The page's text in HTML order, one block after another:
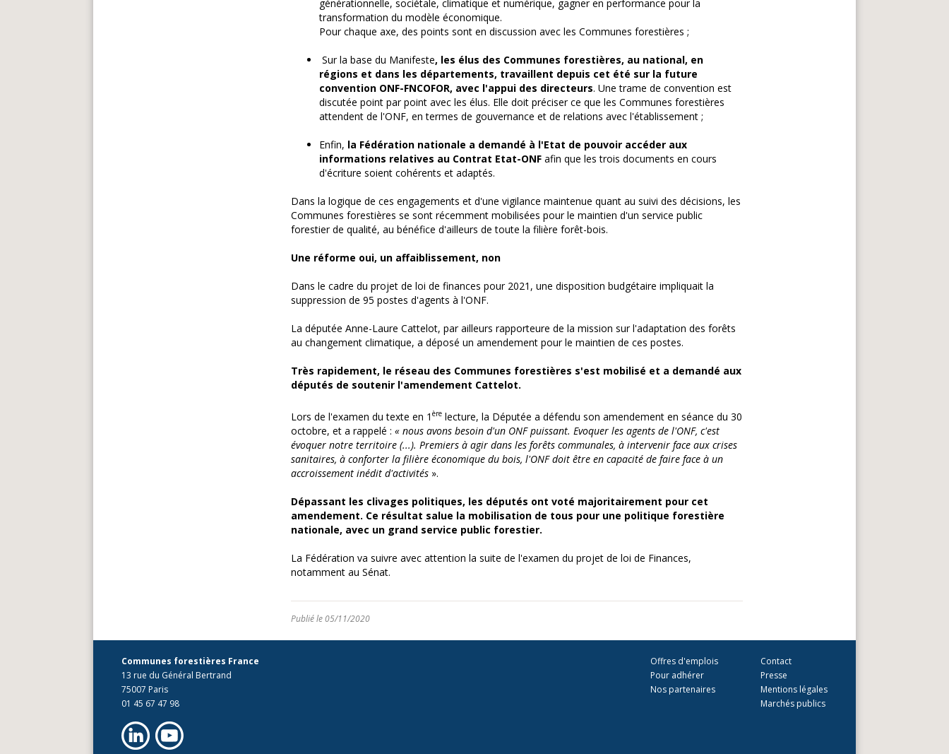
générationnelle, sociétale, climatique et numérique, gagner en performance pour la
transformation du modèle économique.
Pour chaque axe, des points sont en discussion avec les Communes forestières ;
Sur la base du Manifeste, les élus des Communes forestières, au national, en
régions et dans les départements, travaillent depuis cet été sur la future
convention ONF-FNCOFOR, avec l'appui des directeurs. Une trame de convention est
discutée point par point avec les élus. Elle doit préciser ce que les Communes forestières
attendent de l'ONF, en termes de gouvernance et de relations avec l'établissement ;
Enfin, la Fédération nationale a demandé à l'Etat de pouvoir accéder aux
informations relatives au Contrat Etat-ONF afin que les trois documents en cours
d'écriture soient cohérents et adaptés.
Dans la logique de ces engagements et d'une vigilance maintenue quant au suivi des décisions, les
Communes forestières se sont récemment mobilisées pour le maintien d'un service public
forestier de qualité, au bénéfice d'ailleurs de toute la filière forêt-bois.
Une réforme oui, un affaiblissement, non
Dans le cadre du projet de loi de finances pour 2021, une disposition budgétaire impliquait la
suppression de 95 postes d'agents à l'ONF.
La députée Anne-Laure Cattelot, par ailleurs rapporteure de la mission sur l'adaptation des forêts
au changement climatique, a déposé un amendement pour le maintien de ces postes.
Très rapidement, le réseau des Communes forestières s'est mobilisé et a demandé aux
députés de soutenir l'amendement Cattelot.
Lors de l'examen du texte en 1 ère lecture, la Députée a défendu son amendement en séance du 30
octobre, et a rappelé : « nous avons besoin d'un ONF puissant. Evoquer les agents de l'ONF, c'est
évoquer notre territoire (...). Premiers à agir dans les forêts communales, à intervenir face aux crises
sanitaires, à conforter la filière économique du bois, l'ONF doit être en capacité de faire face à un
accroissement inédit d'activités ».
Dépassant les clivages politiques, les députés ont voté majoritairement pour cet
amendement. Ce résultat salue la mobilisation de tous pour une politique forestière
nationale, avec un grand service public forestier.
La Fédération va suivre avec attention la suite de l'examen du projet de loi de Finances,
notamment au Sénat.
Publié le 05/11/2020
Communes forestières France
13 rue du Général Bertrand
75007 Paris
01 45 67 47 98
Contact
Presse
Mentions légales
Marchés publics
Offres d'emplois
Pour adhérer
Nos partenaires